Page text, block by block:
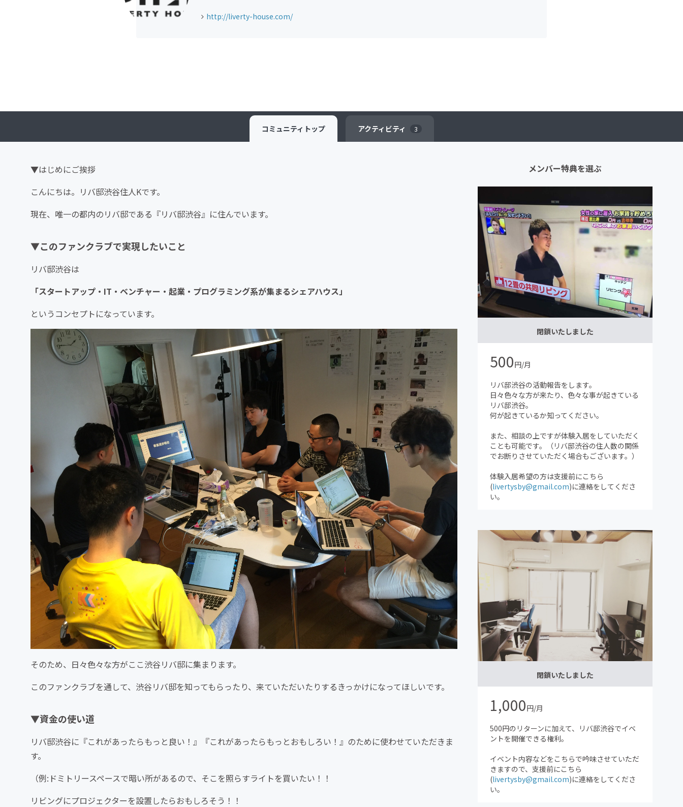
http://liverty-house.com/
コミュニティ トップ アクティビティ 3
▼はじめにご挨拶
こんにちは。リバ邸渋谷住人Kです。
現在、唯一の都内のリバ邸である『リバ邸渋谷』に住んでいます。
▼このファンクラブで実現したいこと
リバ邸渋谷は
「スタートアップ・IT・ベンチャー・起業・プログラミング系が集まるシェアハウス」
というコンセプトになっています。
そのため、日々色々な方がここ渋谷リバ邸に集まります。
このファンクラブを通して、渋谷リバ邸を知ってもらったり、来ていただいたりするきっかけになってほしいです。
▼資金の使い道
リバ邸渋谷に『これがあったらもっと良い！』『これがあったらもっとおもしろい！』のために使わせていただきま
す。
（例:ドミトリースペースで暗い所があるので、そこを照らすライトを買いたい！！
リビングにプロジェクターを設置したらおもしろそう！！
メンバー特典を選ぶ
閉鎖いたしました
500円/月
リバ邸渋谷の活動報告をします。
日々色々な方が来たり、色々な事が起きている
リバ邸渋谷。
何が起きているか知ってください。
また、相談の上ですが体験入居をしていただく
ことも可能です。（リバ邸渋谷の住人数の関係
でお断りさせていただく場合もございます。）
体験入居希望の方は支援前にこちら
(livertysby@gmail.com)に連絡をしてくださ
い。
閉鎖いたしました
1,000円/月
500円のリターンに加えて、リバ邸渋谷でイベ
ントを開催できる権利。
イベント内容などをこちらで吟味させていただ
きますので、支援前にこちら
(livertysby@gmail.com)に連絡をしてくださ
い。